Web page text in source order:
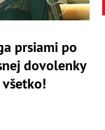
prsiami po
dovolenky